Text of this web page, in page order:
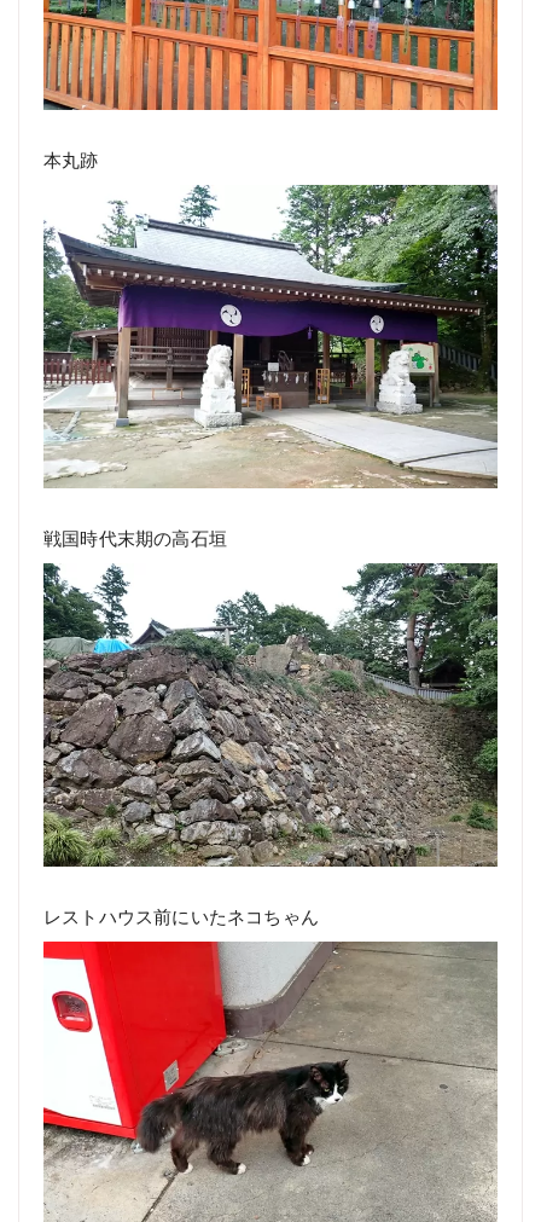
本丸跡
戦国時代末期の高石垣
レストハウス前にいたネコちゃん